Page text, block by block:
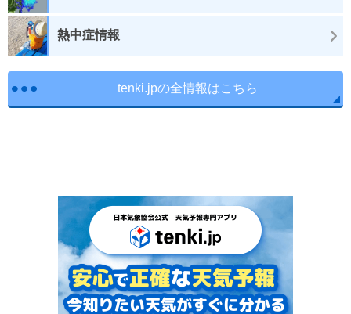
熱中症情報
tenki.jpの全情報はこちら